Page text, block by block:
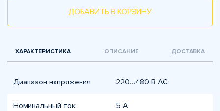
ДОБАВИТЬ В КОРЗИНУ
ХАРАКТЕРИСТИКА ОПИСАНИЕ ДОСТАВКА
Диапазон напряжения 220…480 В AC
Номинальный ток 5 А